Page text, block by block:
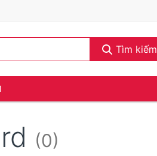
Tìm kiếm
(0)